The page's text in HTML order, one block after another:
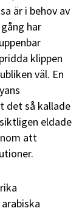
är i behov av
har
klippen
väl. En
det så kallade
eldade
att